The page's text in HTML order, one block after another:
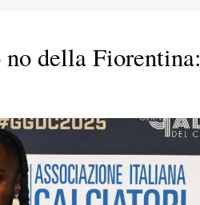
della Fiorentina: